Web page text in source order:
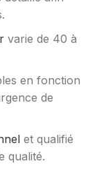
varie de 40 à
en fonction
de
et qualifié
qualité.